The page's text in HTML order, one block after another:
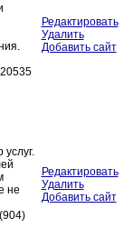
Редактировать
Удалить
Добавить сайт
не
Редактировать
Удалить
Добавить сайт